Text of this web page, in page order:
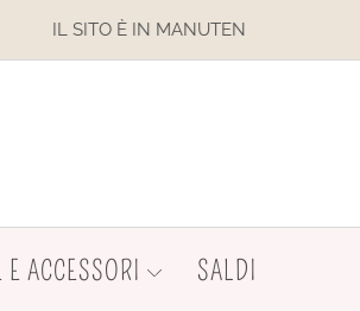
EFFETTUARE ACQUISTI. LE
ACCESSORI SALDI